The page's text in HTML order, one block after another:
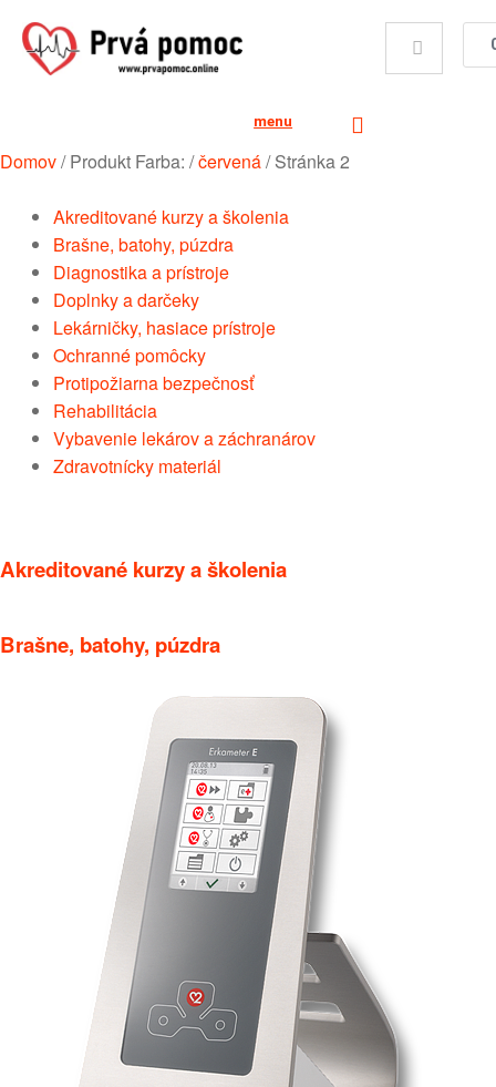
menu
Domov/Produkt Farba: /červená/Stránka 2
Akreditované kurzy a školenia
Brašne, batohy, púzdra
Diagnostika a prístroje
Doplnky a darčeky
Lekárničky, hasiace prístroje
Ochranné pomôcky
Protipožiarna bezpečnosť
Rehabilitácia
Vybavenie lekárov a záchranárov
Zdravotnícky materiál
Akreditované kurzy a školenia
Brašne, batohy, púzdra